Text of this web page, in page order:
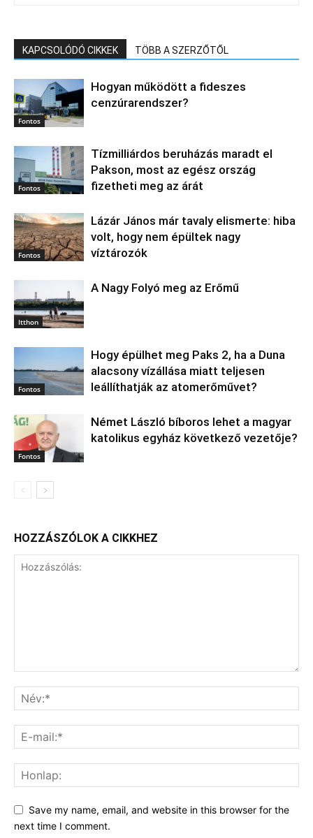
KAPCSOLÓDÓ CIKKEK TÖBB A SZERZŐTŐL
Fontos
Hogyan működött a fideszes
cenzúrarendszer?
Fontos
Tízmilliárdos beruházás maradt el
Pakson, most az egész ország
fizetheti meg az árát
Fontos
Lázár János már tavaly elismerte: hiba
volt, hogy nem épültek nagy
víztározók
Itthon
A Nagy Folyó meg az Erőmű
Fontos
Hogy épülhet meg Paks 2, ha a Duna
alacsony vízállása miatt teljesen
leállíthatják az atomerőművet?
Fontos
Német László bíboros lehet a magyar
katolikus egyház következő vezetője?
HOZZÁSZÓLOK A CIKKHEZ
Save my name, email, and website in this browser for the
next time I comment.